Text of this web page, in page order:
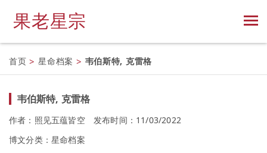
果老星宗
首页 > 星命档案 > 韦伯斯特, 克雷格
韦伯斯特, 克雷格
作者：照见五蕴皆空
发布时间：11/03/2022
博文分类： 星命档案